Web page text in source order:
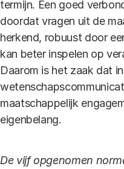
termijn. Een goed
doordat vragen uit de
herkend, robuust door
kan beter inspelen op
Daarom is het zaak dat
maatschappelijk
eigenbelang.
De vijf opgenomen